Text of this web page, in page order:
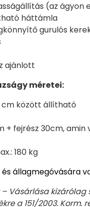
(az ágyon
háttámla
gurulós
ajánlott
méretei:
cm között állítható
+ fejrész 30cm,
180 kg
állagmegóvására
– Vásárlása
a 151/2003.